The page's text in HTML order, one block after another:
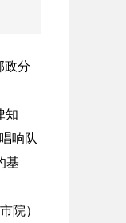
政分
知
响队
基
院）